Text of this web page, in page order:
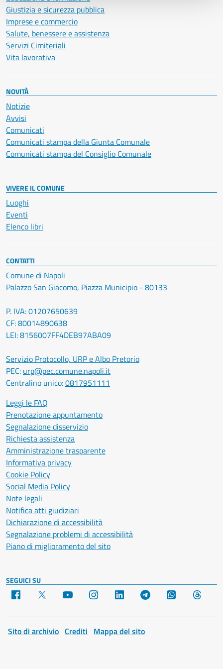
Giustizia e sicurezza pubblica
Imprese e commercio
Salute, benessere e assistenza
Servizi Cimiteriali
Vita lavorativa
NOVITÀ
Notizie
Avvisi
Comunicati
Comunicati stampa della Giunta Comunale
Comunicati stampa del Consiglio Comunale
VIVERE IL COMUNE
Luoghi
Eventi
Elenco libri
CONTATTI
Comune di Napoli
Palazzo San Giacomo, Piazza Municipio - 80133
P. IVA: 01207650639
CF: 80014890638
LEI: 8156007FF4DEB97ABA09
Servizio Protocollo, URP e Albo Pretorio
PEC: urp@pec.comune.napoli.it
Centralino unico:0817951111
Leggi le FAQ
Prenotazione appuntamento
Segnalazione disservizio
Richiesta assistenza
Amministrazione trasparente
Informativa privacy
Cookie Policy
Social Media Policy
Note legali
Notifica atti giudiziari
Dichiarazione di accessibilità
Segnalazione problemi di accessibilità
Piano di miglioramento del sito
SEGUICI SU
Facebook YouTube Instagram LinkedIn Telegram WhatsApp
Sito di archivio Crediti Mappa del sito